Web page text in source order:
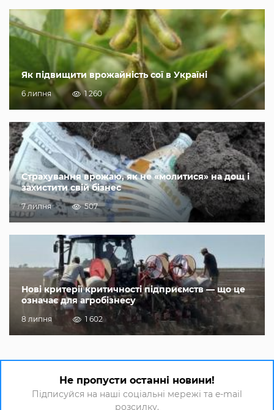
Як підвищити врожайність сої в Україні
6 липня 1 260
Страхування врожаю, як не «молитися» на дощ і
захистити свій бізнес
7 липня 507
Нові критерії критичності підприємств — що це
означає для агробізнесу
8 липня 1 602
Не пропусти останні новини!
Підписуйся на наші соціальні мережі та e-mail
розсилку.